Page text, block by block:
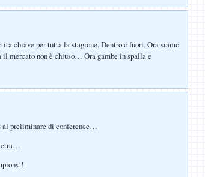
chiave per tutta la stagione. Dentro o fuori. Ora siamo
il mercato non è chiuso… Ora gambe in spalla e
al preliminare di conference…